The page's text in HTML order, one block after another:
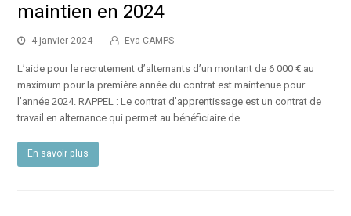
maintien en 2024
4 janvier 2024 Eva CAMPS
L’aide pour le recrutement d’alternants d’un montant de 6 000 € au
maximum pour la première année du contrat est maintenue pour
l’année 2024. RAPPEL : Le contrat d’apprentissage est un contrat de
travail en alternance qui permet au bénéficiaire de…
En savoir plus